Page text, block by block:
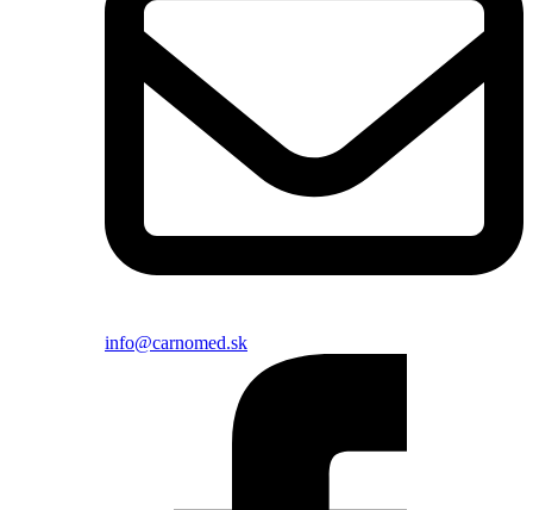
info@carnomed.sk